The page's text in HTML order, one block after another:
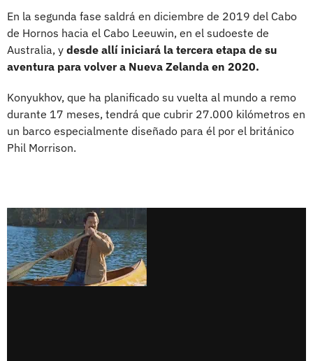
En la segunda fase saldrá en diciembre de 2019 del Cabo
de Hornos hacia el Cabo Leeuwin, en el sudoeste de
Australia, y desde allí iniciará la tercera etapa de su
aventura para volver a Nueva Zelanda en 2020.
Konyukhov, que ha planificado su vuelta al mundo a remo
durante 17 meses, tendrá que cubrir 27.000 kilómetros en
un barco especialmente diseñado para él por el británico
Phil Morrison.